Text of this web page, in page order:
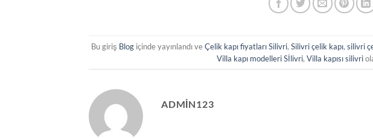
Bu giriş Blog içinde yayınlandı veÇelik kapı fiyatları Silivri,Silivri çelik kapı,silivri
Villa kapı modelleri Sİlivri, Villa kapısı silivri
ADMIN123